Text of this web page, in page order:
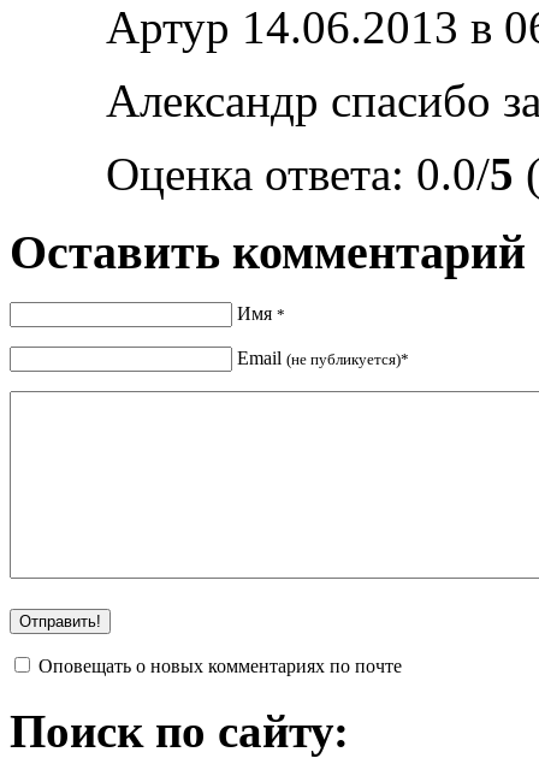
Артур 14.06.2013 в
Александр спасибо
Оценка ответа: 0.0/5
Оставить комментарий
Имя *
Email (не публикуется)*
Оповещать о новых комментариях по почте
Поиск по сайту: